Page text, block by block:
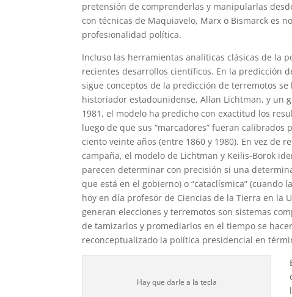
pretensión de comprenderlas y manipularlas
con técnicas de Maquiavelo, Marx o Bismarck es
profesionalidad política.
Incluso las herramientas analíticas clásicas de la
recientes desarrollos científicos. En la predicción
sigue conceptos de la predicción de terremotos
historiador estadounidense, Allan Lichtman, y un
1981, el modelo ha predicho con exactitud los
luego de que sus “marcadores” fueran
ciento veinte años (entre 1860 y 1980). En vez de
campaña, el modelo de Lichtman y Keilis-Borok
parecen determinar con precisión si una
que está en el gobierno) o “cataclísmica” (cuando
hoy en día profesor de Ciencias de la Tierra en la
generan elecciones y terremotos son sistemas
de tamizarlos y promediarlos en el tiempo se
reconceptualizado la política presidencial en
Hay que darle a la tecla